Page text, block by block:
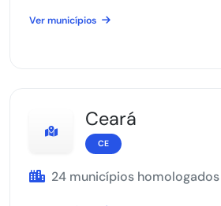
Ver municípios
Ceará
CE
24 municípios homologados